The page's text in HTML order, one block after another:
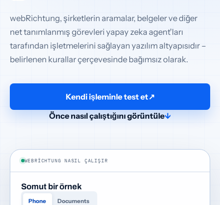
webRichtung, şirketlerin aramalar, belgeler ve diğer
net tanımlanmış görevleri yapay zeka agent'ları
tarafından işletmelerini sağlayan yazılım altyapısıdır –
belirlenen kurallar çerçevesinde bağımsız olarak.
Kendi işleminle test et↗
Önce nasıl çalıştığını görüntüle↓
WEBRICHTUNG NASIL ÇALIŞIR
Somut bir örnek
Phone Documents